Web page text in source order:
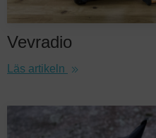
Vevradio
Läs artikeln